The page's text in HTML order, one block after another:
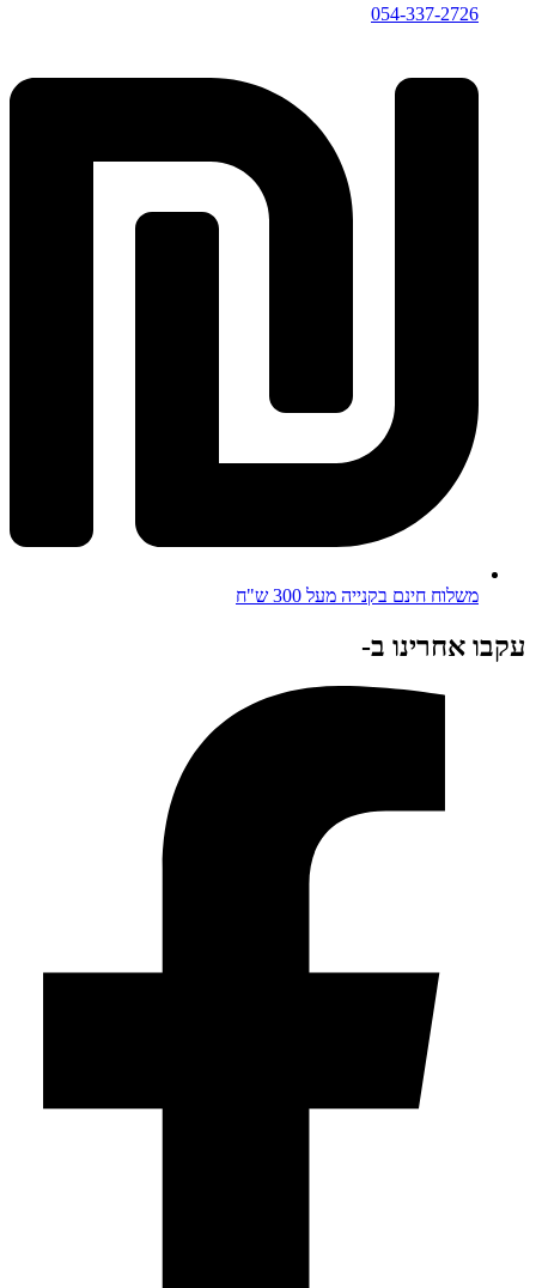
054-337-2726⁩
משלוח חינם בקנייה מעל 300 ש"ח
עקבו אחרינו ב-